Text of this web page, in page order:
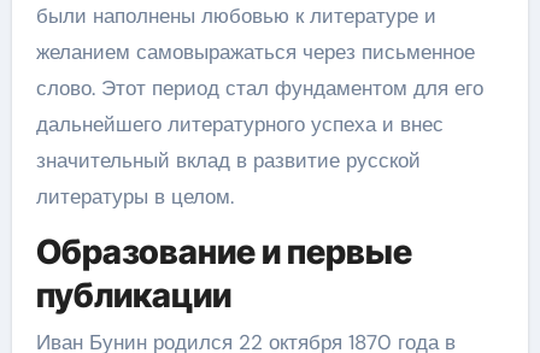
были наполнены любовью к литературе и
желанием самовыражаться через письменное
слово. Этот период стал фундаментом для его
дальнейшего литературного успеха и внес
значительный вклад в развитие русской
литературы в целом.
Образование и первые
публикации
Иван Бунин родился 22 октября 1870 года в